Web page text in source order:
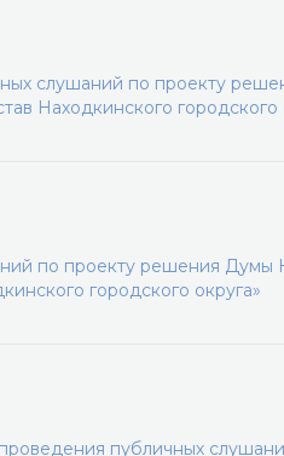
слушаний по проекту
Находкинского городского
по проекту решения Думы
городского округа»
публичных